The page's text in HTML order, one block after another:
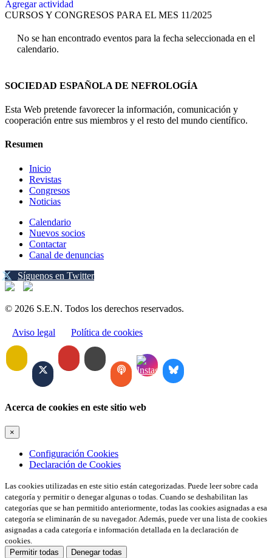
Agregar actividad
CURSOS Y CONGRESOS PARA EL MES 11/2025
No se han encontrado eventos para la fecha seleccionada en el
calendario.
SOCIEDAD ESPAÑOLA DE NEFROLOGÍA
Esta Web pretende favorecer la información, comunicación y
cooperación entre sus miembros y el resto del mundo científico.
Resumen
Inicio
Revistas
Congresos
Noticias
Calendario
Nuevos socios
Contactar
Canal de denuncias
Síguenos en Twitter
© 2026 S.E.N. Todos los derechos reservados.
Aviso legal Política de cookies
Acerca de cookies en este sitio web
×
Configuración Cookies
Declaración de Cookies
Las cookies utilizadas en este sitio están categorizadas. Puede leer sobre cada
categoría y permitir o denegar algunas o todas. Cuando se deshabilitan las
categorías que se han permitido anteriormente, todas las cookies asignadas a esa
categoría se eliminarán de su navegador. Además, puede ver una lista de cookies
asignadas a cada categoría e información detallada en la declaración de
cookies.
Permitir todas
Denegar todas